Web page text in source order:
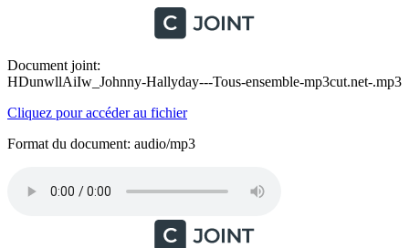
Document joint:
HDunwllAiIw_Johnny-Hallyday---Tous-ensemble-mp3cut.net-.mp3
Cliquez pour accéder au fichier
Format du document: audio/mp3